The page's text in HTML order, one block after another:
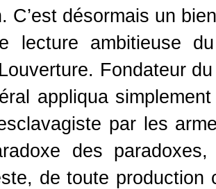
C’est désormais un
lecture ambitieuse
Fondateur
appliqua
esclavagiste par les
des
de toute production